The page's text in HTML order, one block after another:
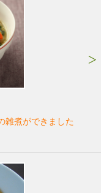
雑煮ができました